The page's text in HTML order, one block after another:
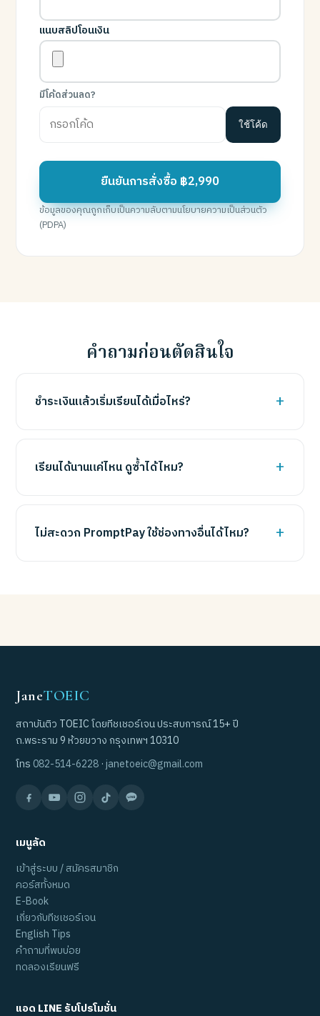
แนบสลิปโอนเงิน
มีโค้ดส่วนลด?
ใช้โค้ด
ยืนยันการสั่งซื้อ ฿2,990
ข้อมูลของคุณถูกเก็บเป็นความลับตามนโยบายความเป็นส่วนตัว
(PDPA)
คำถามก่อนตัดสินใจ
ชำระเงินแล้วเริ่มเรียนได้เมื่อไหร่?
เรียนได้นานแค่ไหน ดูซ้ำได้ไหม?
ไม่สะดวก PromptPay ใช้ช่องทางอื่นได้ไหม?
JaneTOEIC
สถาบันติว TOEIC โดยทีชเชอร์เจน ประสบการณ์ 15+ ปี
ถ.พระราม 9 ห้วยขวาง กรุงเทพฯ 10310
โทร 082-514-6228 ·janetoeic@gmail.com
เมนูลัด
เข้าสู่ระบบ / สมัครสมาชิก
คอร์สทั้งหมด
E-Book
เกี่ยวกับทีชเชอร์เจน
English Tips
คำถามที่พบบ่อย
ทดลองเรียนฟรี
แอด LINE รับโปรโมชั่น